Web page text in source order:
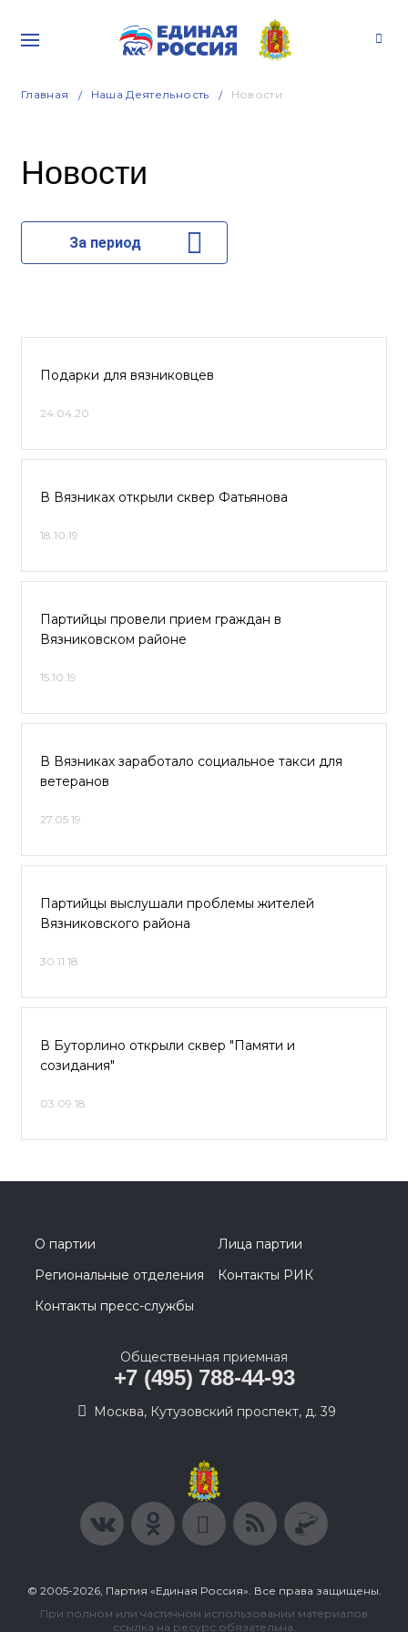
Главная Наша Деятельность Новости
Новости
За период
Подарки для вязниковцев
24.04.20
В Вязниках открыли сквер Фатьянова
18.10.19
Партийцы провели прием граждан в
Вязниковском районе
15.10.19
В Вязниках заработало социальное такси для
ветеранов
27.05.19
Партийцы выслушали проблемы жителей
Вязниковского района
30.11.18
В Буторлино открыли сквер "Памяти и
созидания"
03.09.18
О партии
Лица партии
Региональные отделения
Контакты РИК
Контакты пресс-службы
Общественная приемная
+7 (495) 788-44-93
Москва, Кутузовский проспект, д. 39
© 2005-2026, Партия «Единая Россия». Все права защищены.
При полном или частичном использовании материалов
ссылка на ресурс обязательна.